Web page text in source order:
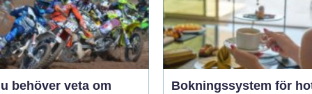
behöver veta om
Bokningssystem för